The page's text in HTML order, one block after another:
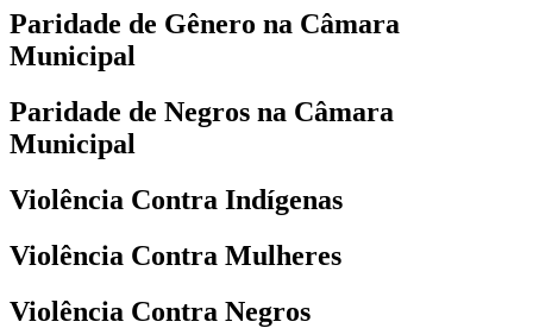
Paridade de Gênero na Câmara
Municipal
Paridade de Negros na Câmara
Municipal
Violência Contra Indígenas
Violência Contra Mulheres
Violência Contra Negros